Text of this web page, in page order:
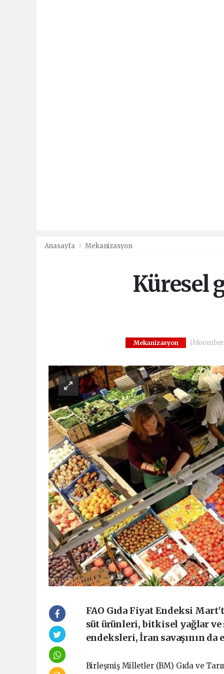
Anasayfa Mekanizasyon
Küresel
Mekanizasyon
FAO Gıda Fiyat Endeksi
süt ürünleri, bitkisel yağlar
endeksleri, İran savaşının
Birleşmiş Milletler (BM) Gıda ve